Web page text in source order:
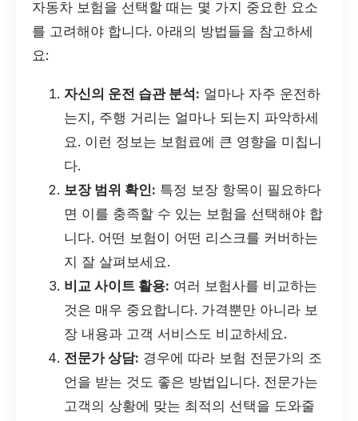
자동차 보험을 선택할 때는 몇 가지 중요한 요소
를 고려해야 합니다. 아래의 방법들을 참고하세
요:
자신의 운전 습관 분석: 얼마나 자주 운전하
는지, 주행 거리는 얼마나 되는지 파악하세
요. 이런 정보는 보험료에 큰 영향을 미칩니
다.
보장 범위 확인: 특정 보장 항목이 필요하다
면 이를 충족할 수 있는 보험을 선택해야 합
니다. 어떤 보험이 어떤 리스크를 커버하는
지 잘 살펴보세요.
비교 사이트 활용: 여러 보험사를 비교하는
것은 매우 중요합니다. 가격뿐만 아니라 보
장 내용과 고객 서비스도 비교하세요.
전문가 상담: 경우에 따라 보험 전문가의 조
언을 받는 것도 좋은 방법입니다. 전문가는
고객의 상황에 맞는 최적의 선택을 도와줄